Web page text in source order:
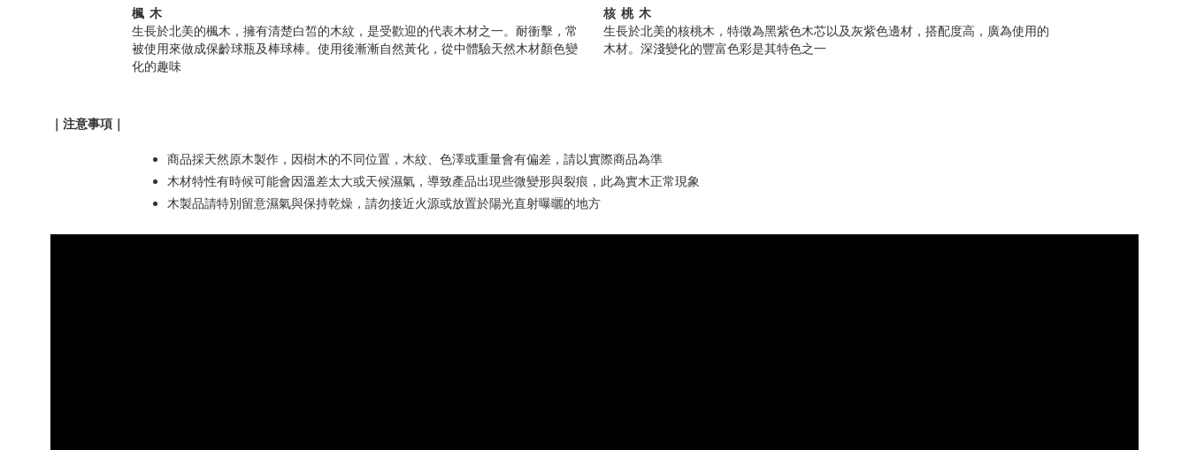
楓木
生長於北美的楓木，擁有清楚白皙的木紋，是受歡迎的代表木材之一。耐衝擊，常
被使用來做成保齡球瓶及棒球棒。使用後漸漸自然黃化，從中體驗天然木材顏色變
化的趣味
核桃木
生長於北美的核桃木，特徵為黑紫色木芯以及灰紫色邊材，搭配度高，廣為使用的
木材。深淺變化的豐富色彩是其特色之一
｜注意事項｜
商品採天然原木製作，因樹木的不同位置，木紋、色澤或重量會有偏差，請以實際商品為準
木材特性有時候可能會因溫差太大或天候濕氣，導致產品出現些微變形與裂痕，此為實木正常現象
木製品請特別留意濕氣與保持乾燥，請勿接近火源或放置於陽光直射曝曬的地方